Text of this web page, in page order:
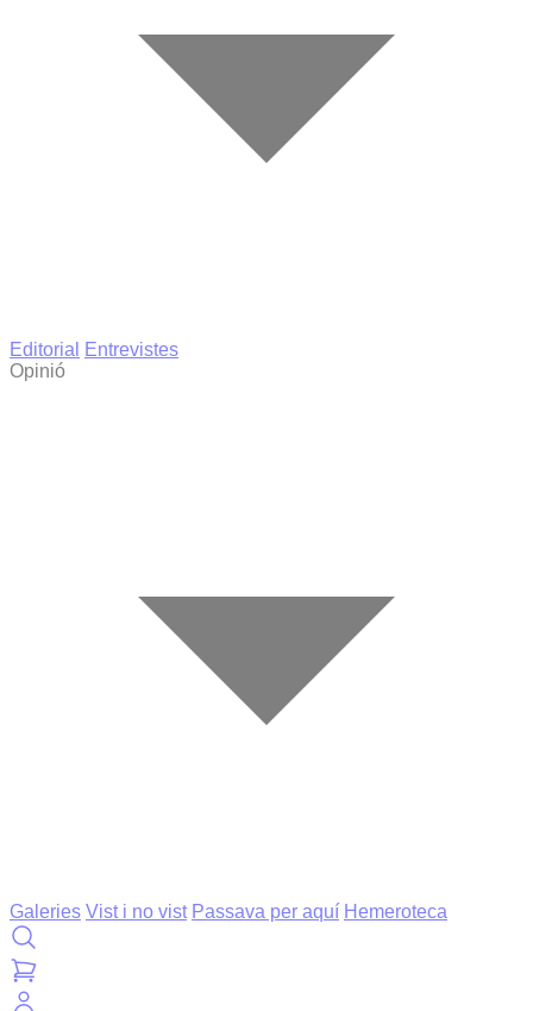
Editorial
Entrevistes
Opinió
Galeries Vist i no vist Passava per aquí Hemeroteca